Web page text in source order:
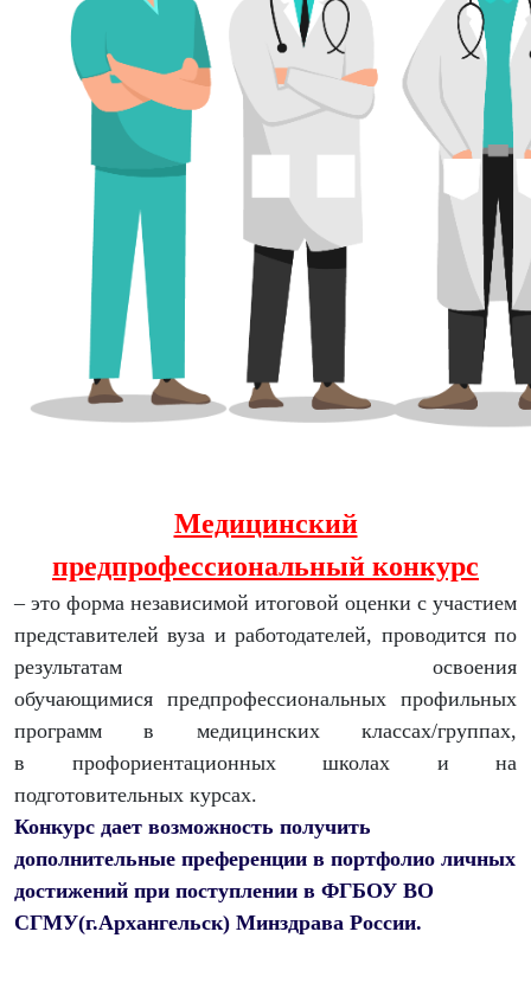
Медицинский
предпрофессиональный конкурс
– это форма независимой итоговой оценки с участием
представителей вуза и работодателей, проводится по
результатам освоения
обучающимися предпрофессиональных профильных
программ в медицинских классах/группах,
в профориентационных школах и на
подготовительных курсах.
Конкурс дает возможность получить
дополнительные преференции в портфолио личных
достижений при поступлении в ФГБОУ ВО
СГМУ(г.Архангельск) Минздрава России.